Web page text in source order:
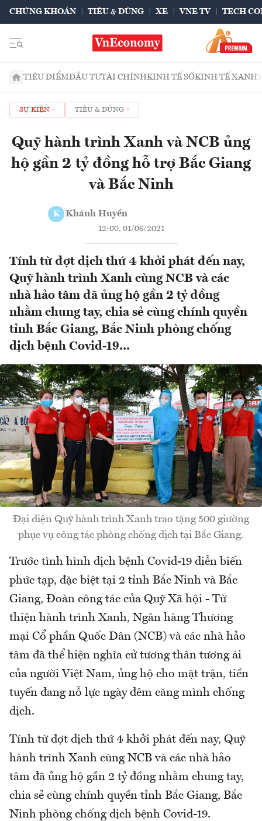
CHỨNG KHOÁN TIÊU & DÙNG XE VNE TV TECH
TIÊU ĐIỂMĐẦU TƯTÀI CHÍNHKINH TẾ SỐKINH TẾ XANH
SỰ KIỆN TIÊU & DÙNG
Quỹ hành trình Xanh và NCB ủng
hộ gần 2 tỷ đồng hỗ trợ Bắc Giang
và Bắc Ninh
K Khánh Huyền
12:00, 01/06/2021
Tính từ đợt dịch thứ 4 khởi phát đến nay,
Quỹ hành trình Xanh cùng NCB và các
nhà hảo tâm đã ủng hộ gần 2 tỷ đồng
nhằm chung tay, chia sẻ cùng chính quyền
tỉnh Bắc Giang, Bắc Ninh phòng chống
dịch bệnh Covid-19...
Đại diện Quỹ hành trình Xanh trao tặng 500 giường
phục vụ công tác phòng chống dịch tại Bắc Giang.
Trước tình hình dịch bệnh Covid-19 diễn biến
phức tạp, đặc biệt tại 2 tỉnh Bắc Ninh và Bắc
Giang, Đoàn công tác của Quỹ Xã hội - Từ
thiện hành trình Xanh, Ngân hàng Thương
mại Cổ phần Quốc Dân (NCB) và các nhà hảo
tâm đã thể hiện nghĩa cử tương thân tương ái
của người Việt Nam, ủng hộ cho mặt trận, tiền
tuyến đang nỗ lực ngày đêm căng mình chống
dịch.
Tính từ đợt dịch thứ 4 khởi phát đến nay, Quỹ
hành trình Xanh cùng NCB và các nhà hảo
tâm đã ủng hộ gần 2 tỷ đồng nhằm chung tay,
chia sẻ cùng chính quyền tỉnh Bắc Giang, Bắc
Ninh phòng chống dịch bệnh Covid-19.